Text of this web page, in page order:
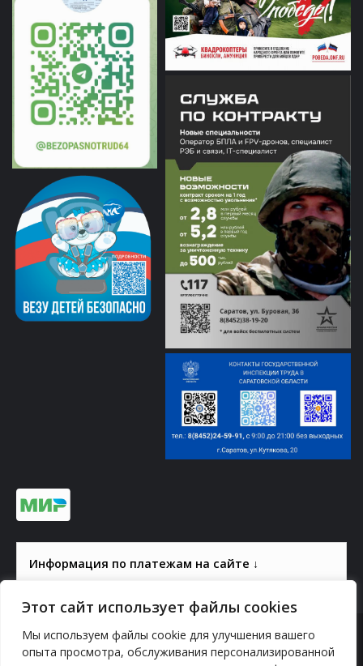
Этот сайт использует файлы cookies
Мы используем файлы cookie для улучшения вашего
опыта просмотра, обслуживания персонализированной
Информация по платежам на сайте ↓
© 2000-2026, ГАУК СОМ КВЦ